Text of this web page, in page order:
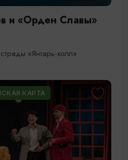
и «Орден Славы»
«Янтарь-холл»
КАРТА